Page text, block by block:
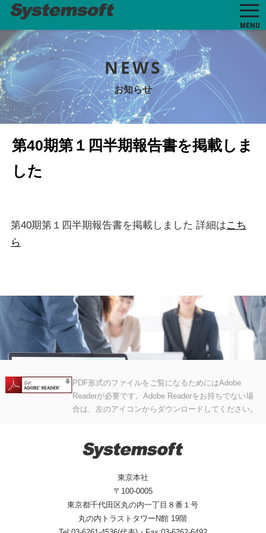
MENU
NEWS
お知らせ
第40期第１四半期報告書を掲載しま
した
第40期第１四半期報告書を掲載しました 詳細はこち
ら
PDF形式のファイルをご覧になるためにはAdobe
Readerが必要です。Adobe Readerをお持ちでない場
合は、左のアイコンからダウンロードしてください。
東京本社
〒100-0005
東京都千代田区丸の内一丁目８番１号
丸の内トラストタワーN館 19階